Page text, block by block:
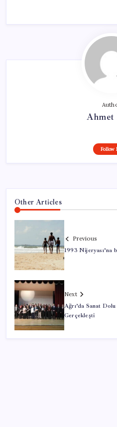
Follow
Other Articles
Previous
1993 Nijeryası’na
Next
Ağrı’da Sanat
Gerçekleşti